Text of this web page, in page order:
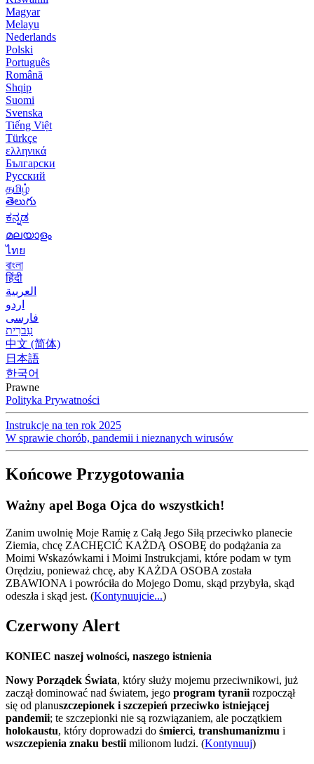
Magyar
Melayu
Nederlands
Polski
Português
Română
Shqip
Suomi
Svenska
Tiếng Việt
Türkçe
ελληνικά
Български
Русский
தமிழ்
తెలుగు
ಕನ್ನಡ
മലയാളം
ไทย
বাংলা
हिंदी
العربية
اردو
فارسی
עִברִית
中文 (简体)
日本語
한국어
Prawne
Polityka Prywatności
Instrukcje na ten rok 2025
W sprawie chorób, pandemii i nieznanych wirusów
Końcowe Przygotowania
Ważny apel Boga Ojca do wszystkich!
Zanim uwolnię Moje Ramię z Całą Jego Siłą przeciwko planecie
Ziemia, chcę ZACHĘCIĆ KAŻDĄ OSOBĘ do podążania za
Moimi Wskazówkami i Moimi Instrukcjami, które podam w tym
Orędziu, ponieważ chcę, aby KAŻDA OSOBA została
ZBAWIONA i powróciła do Mojego Domu, skąd przybyła, skąd
odeszła i skąd jest. (Kontynuujcie...)
Czerwony Alert
KONIEC naszej wolności, naszego istnienia
Nowy Porządek Świata, który służy mojemu przeciwnikowi, już
zaczął dominować nad światem, jego program tyranii rozpoczął
się od planuszczepionek i szczepień przeciwko istniejącej
pandemii; te szczepionki nie są rozwiązaniem, ale początkiem
holokaustu, który doprowadzi do śmierci, transhumanizmu i
wszczepienia znaku bestii milionom ludzi. (Kontynuuj)